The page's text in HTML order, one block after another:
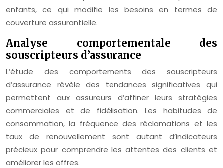
enfants, ce qui modifie les besoins en termes de
couverture assurantielle.
Analyse comportementale des
souscripteurs d’assurance
L’étude des comportements des souscripteurs
d’assurance révèle des tendances significatives qui
permettent aux assureurs d’affiner leurs stratégies
commerciales et de fidélisation. Les habitudes de
consommation, la fréquence des réclamations et les
taux de renouvellement sont autant d’indicateurs
précieux pour comprendre les attentes des clients et
améliorer les offres.